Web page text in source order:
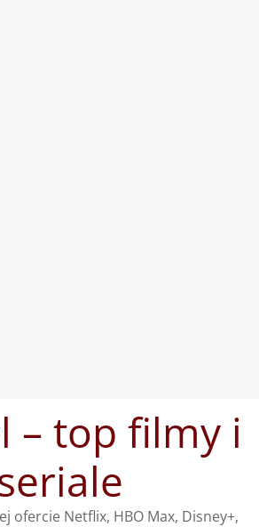
– top filmy i
ofercie Netflix, HBO Max, Disney+,